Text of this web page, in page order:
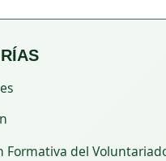
Formativa del